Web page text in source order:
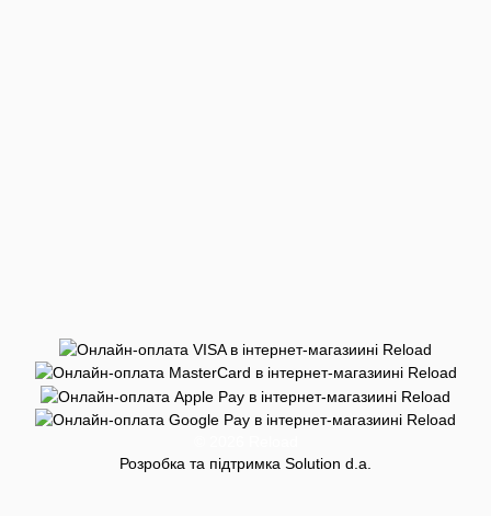
Розробка та підтримка Solution d.a.